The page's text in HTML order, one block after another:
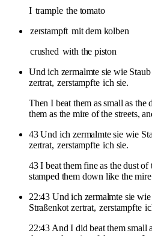
I trample the tomato
zerstampft mit dem kolben
crushed with the piston
Und ich zermalmte sie wie
zertrat, zerstampfte ich sie.
Then I beat them as small as the
them as the mire of the streets,
43 Und ich zermalmte sie wie
zertrat, zerstampfte ich sie.
43 I beat them fine as the dust of
stamped them down like the mire
22:43 Und ich zermalmte sie
Straßenkot zertrat, zerstampfte
22:43 And I did beat them small